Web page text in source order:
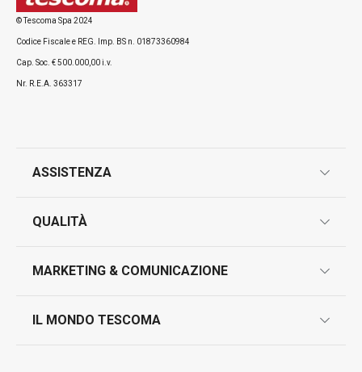
© Tescoma Spa 2024
Codice Fiscale e REG. Imp. BS n. 01873360984
Cap. Soc. € 500.000,00 i.v.
Nr. R.E.A. 363317
ASSISTENZA
contatti
QUALITÀ
test sui prodotti
MARKETING & COMUNICAZIONE
IL MONDO TESCOMA